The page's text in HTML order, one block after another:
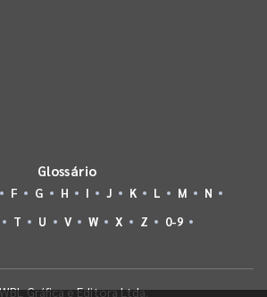
Glossário
F G H I J K L M
N
T U V W X Z 0-9
Gráfica e Editora Ltda.